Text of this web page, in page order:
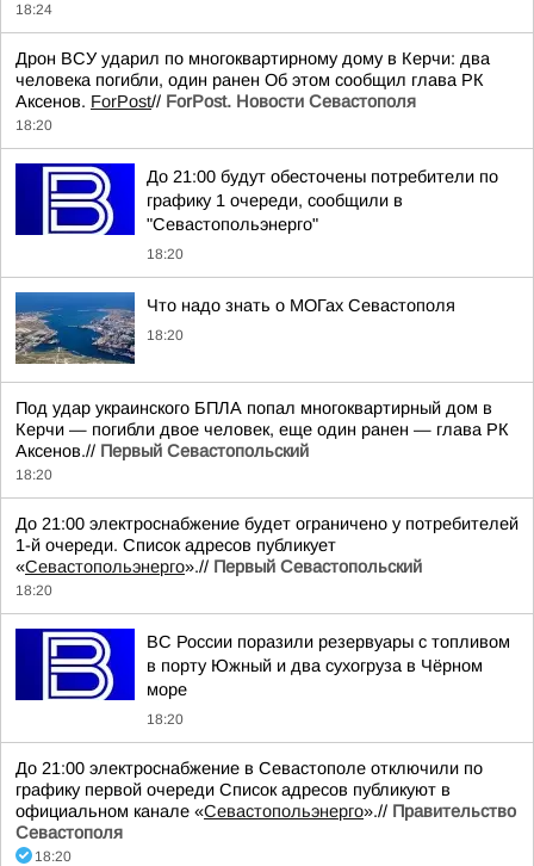
18:24
Дрон ВСУ ударил по многоквартирному дому в Керчи: два
человека погибли, один ранен Об этом сообщил глава РК
Аксенов. ForPost// ForPost. Новости Севастополя
18:20
До 21:00 будут обесточены потребители по
графику 1 очереди, сообщили в
"Севастопольэнерго"
18:20
Что надо знать о МОГах Севастополя
18:20
Под удар украинского БПЛА попал многоквартирный дом в
Керчи — погибли двое человек, еще один ранен — глава РК
Аксенов.// Первый Севастопольский
18:20
До 21:00 электроснабжение будет ограничено у потребителей
1-й очереди. Список адресов публикует
«Севастопольэнерго».// Первый Севастопольский
18:20
ВС России поразили резервуары с топливом
в порту Южный и два сухогруза в Чёрном
море
18:20
До 21:00 электроснабжение в Севастополе отключили по
графику первой очереди Список адресов публикуют в
официальном канале «Севастопольэнерго».// Правительство
Севастополя
18:20